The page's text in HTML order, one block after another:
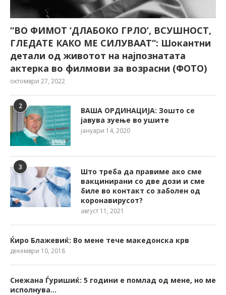
“ВО ФИМОТ ‘ДЛАБОКО ГРЛО’, ВСУШНОСТ,
ГЛЕДАТЕ КАКО МЕ СИЛУВААТ“: Шокантни
детали од животот на најпознатата
актерка во филмови за возрасни (ФОТО)
октомври 27, 2022
2
ВАША ОРДИНАЦИЈА: Зошто се
јавува зуење во ушите
јануари 14, 2020
3
Што треба да правиме ако сме
вакцинирани со две дози и сме
биле во контакт со заболен од
коронавирусот?
август 11, 2021
Ќиро Блажевиќ: Во мене тече македонска крв
декември 10, 2018
Снежана Ѓуришиќ: 5 години е помлад од мене, но ме
исполнува…